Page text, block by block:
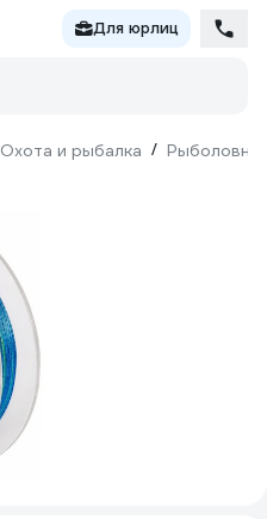
Для юрлиц
Охота и рыбалка /